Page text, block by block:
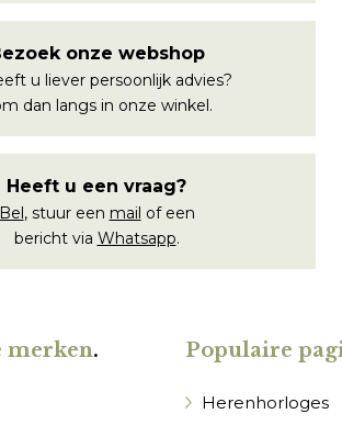
onze webshop
u liever persoonlijk advies?
dan langs in onze winkel.
Heeft u een vraag?
Bel, stuur een mail of een
bericht via Whatsapp.
merken. Populaire
Herenhorloges